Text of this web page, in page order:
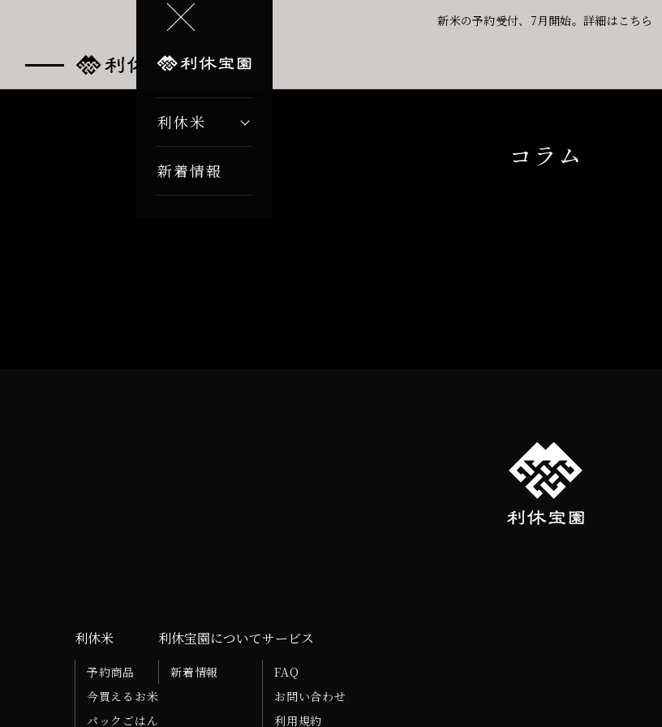
新米の予約受付、7月開始。詳細はこちら
利休米 新着情報
利休米
新着情報 コラム
利休米
予約商品
今買えるお米
パックごはん
利休宝園について
新着情報
サービス
FAQ
お問い合わせ
利用規約